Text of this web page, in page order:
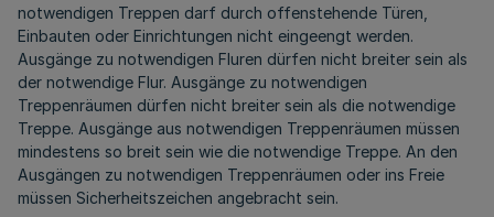
notwendigen Treppen darf durch offenstehende Türen,
Einbauten oder Einrichtungen nicht eingeengt werden.
Ausgänge zu notwendigen Fluren dürfen nicht breiter sein als
der notwendige Flur. Ausgänge zu notwendigen
Treppenräumen dürfen nicht breiter sein als die notwendige
Treppe. Ausgänge aus notwendigen Treppenräumen müssen
mindestens so breit sein wie die notwendige Treppe. An den
Ausgängen zu notwendigen Treppenräumen oder ins Freie
müssen Sicherheitszeichen angebracht sein.